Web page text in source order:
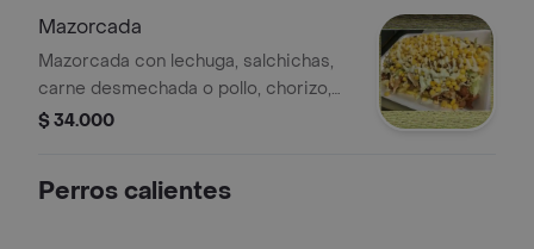
Mazorcada
Mazorcada con lechuga, salchichas,
carne desmechada o pollo, chorizo,
butifarra, queso costeño rallado, papa
$ 34.000
Perros calientes